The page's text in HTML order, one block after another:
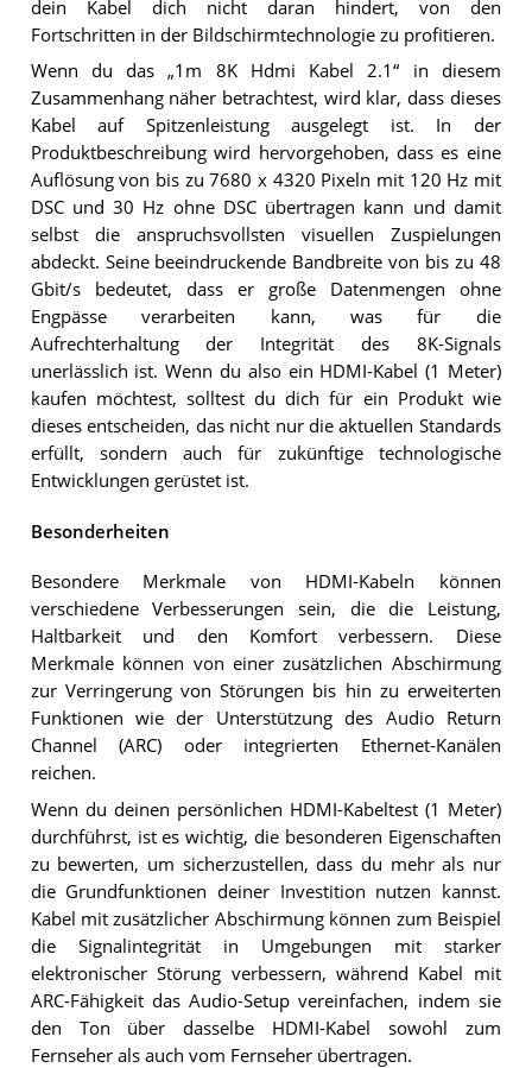
dein Kabel dich nicht daran hindert, von den
Fortschritten in der Bildschirmtechnologie zu profitieren.
Wenn du das „1m 8K Hdmi Kabel 2.1“ in diesem
Zusammenhang näher betrachtest, wird klar, dass dieses
Kabel auf Spitzenleistung ausgelegt ist. In der
Produktbeschreibung wird hervorgehoben, dass es eine
Auflösung von bis zu 7680 x 4320 Pixeln mit 120 Hz mit
DSC und 30 Hz ohne DSC übertragen kann und damit
selbst die anspruchsvollsten visuellen Zuspielungen
abdeckt. Seine beeindruckende Bandbreite von bis zu 48
Gbit/s bedeutet, dass er große Datenmengen ohne
Engpässe verarbeiten kann, was für die
Aufrechterhaltung der Integrität des 8K-Signals
unerlässlich ist. Wenn du also ein HDMI-Kabel (1 Meter)
kaufen möchtest, solltest du dich für ein Produkt wie
dieses entscheiden, das nicht nur die aktuellen Standards
erfüllt, sondern auch für zukünftige technologische
Entwicklungen gerüstet ist.
Besonderheiten
Besondere Merkmale von HDMI-Kabeln können
verschiedene Verbesserungen sein, die die Leistung,
Haltbarkeit und den Komfort verbessern. Diese
Merkmale können von einer zusätzlichen Abschirmung
zur Verringerung von Störungen bis hin zu erweiterten
Funktionen wie der Unterstützung des Audio Return
Channel (ARC) oder integrierten Ethernet-Kanälen
reichen.
Wenn du deinen persönlichen HDMI-Kabeltest (1 Meter)
durchführst, ist es wichtig, die besonderen Eigenschaften
zu bewerten, um sicherzustellen, dass du mehr als nur
die Grundfunktionen deiner Investition nutzen kannst.
Kabel mit zusätzlicher Abschirmung können zum Beispiel
die Signalintegrität in Umgebungen mit starker
elektronischer Störung verbessern, während Kabel mit
ARC-Fähigkeit das Audio-Setup vereinfachen, indem sie
den Ton über dasselbe HDMI-Kabel sowohl zum
Fernseher als auch vom Fernseher übertragen.